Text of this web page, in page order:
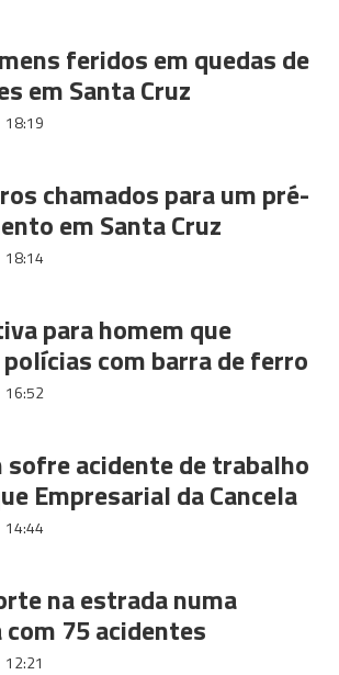
feridos em quedas de
em Santa Cruz
18:19
chamados para um pré-
em Santa Cruz
18:14
para homem que
com barra de ferro
16:52
sofre acidente de trabalho
Empresarial da Cancela
14:44
na estrada numa
com 75 acidentes
12:21